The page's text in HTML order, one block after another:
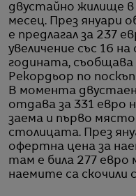
двустайно жилище в
месец. През януари
е предлагал за 237
увеличение със 16
годината,
Рекордьор по
В момента
отдава за 331 евро
заема и първо
столицата. През
офертна цена за
там е била 277 евро
наемите са скочили